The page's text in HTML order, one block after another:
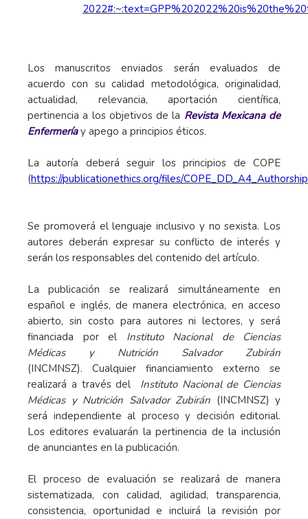
Los manuscritos enviados serán evaluados de
acuerdo con su calidad metodológica, originalidad,
actualidad, relevancia, aportación científica,
pertinencia a los objetivos de la Revista Mexicana de
Enfermeríay apego a principios éticos.
La autoría deberá seguir los principios de COPE
(https://publicationethics.org/files/
Se promoverá el lenguaje inclusivo y no sexista. Los
autores deberán expresar su conflicto de interés y
serán los responsables del contenido del artículo.
La publicación se realizará simultáneamente en
español e inglés, de manera electrónica, en acceso
abierto, sin costo para autores ni lectores, y será
financiada por el Instituto Nacional de Ciencias
Médicas y Nutrición Salvador Zubirán
(INCMNSZ). Cualquier financiamiento externo se
realizará a través del
Instituto Nacional de Ciencias
Médicas y Nutrición Salvador Zubirán (INCMNSZ) y
será independiente al proceso y decisión editorial.
Los editores evaluarán la pertinencia de la inclusión
de anunciantes en la publicación.
El proceso de evaluación se realizará de manera
sistematizada, con calidad, agilidad, transparencia,
consistencia, oportunidad e incluirá la revisión por